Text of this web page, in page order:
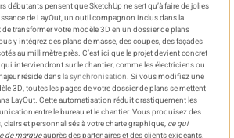
débutants pensent que SketchUp ne sert qu’à faire de jolies
de LayOut, un outil compagnon inclus dans la
transformer votre modèle 3D en un dossier de plans
y intégrez des plans de masse, des coupes, des façades
au millimètre près. C’est ici que le projet devient concret
qui interviendront sur le chantier, comme les électriciens ou
réside dansla synchronisation. Si vous modifiez une
3D, toutes les pages de votre dossier de plans se mettent
LayOut. Cette automatisation réduit drastiquement les
entre le bureau et le chantier. Vous produisez des
et personnalisés à votre charte graphique, ce qui
de marqueauprès des partenaires et des clients exigeants.